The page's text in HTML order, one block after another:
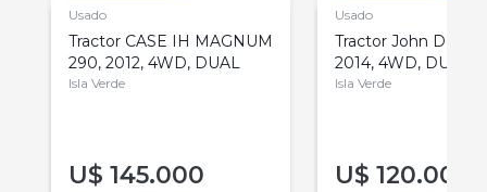
Usado
Tractor CASE IH MAGNUM
290, 2012, 4WD, DUAL
Isla Verde
U$ 145.000
Usado
Tractor John Deere
2014, 4WD, DUAL
Isla Verde
U$ 120.000